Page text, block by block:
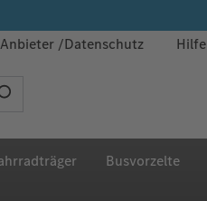
Anbieter Datenschutz Hilfe
Busvorzelte